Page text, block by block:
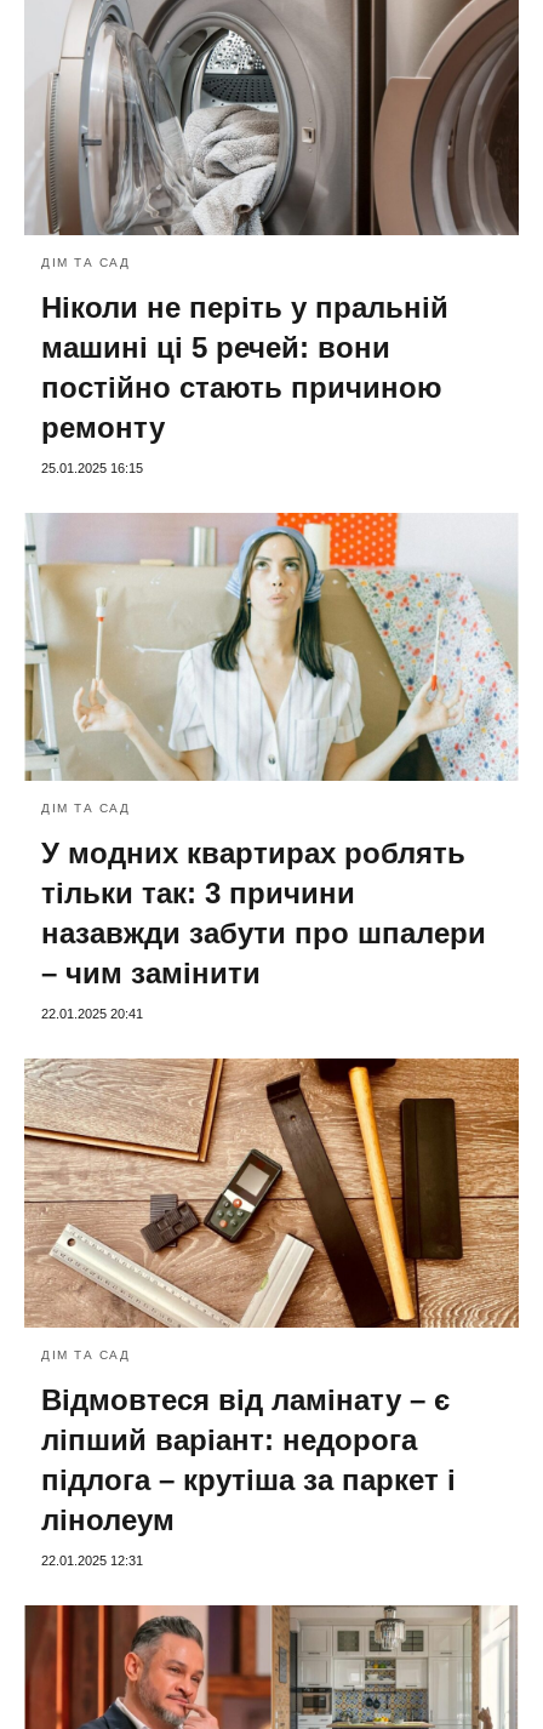
ДІМ ТА САД
Ніколи не періть у пральній
машині ці 5 речей: вони
постійно стають причиною
ремонту
25.01.2025 16:15
ДІМ ТА САД
У модних квартирах роблять
тільки так: 3 причини
назавжди забути про шпалери
– чим замінити
22.01.2025 20:41
ДІМ ТА САД
Відмовтеся від ламінату – є
ліпший варіант: недорога
підлога – крутіша за паркет і
лінолеум
22.01.2025 12:31